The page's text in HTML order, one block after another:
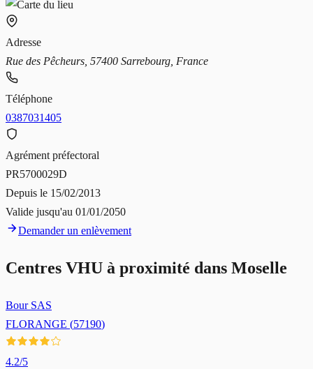
Adresse
Rue des Pêcheurs, 57400 Sarrebourg, France
Téléphone
0387031405
Agrément préfectoral
PR5700029D
Depuis le 15/02/2013
Valide jusqu'au 01/01/2050
Demander un enlèvement
Centres VHU à proximité dans Moselle
Bour SAS
FLORANGE (57190)
4.2/5